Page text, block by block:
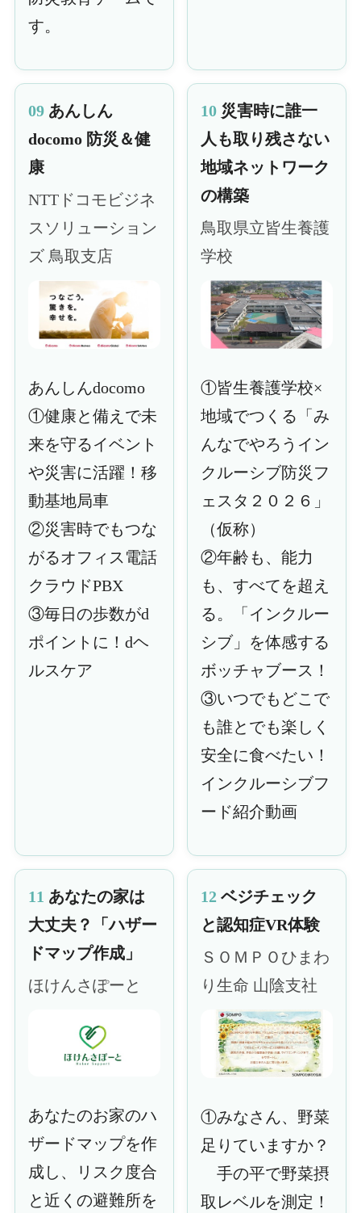
す。
09あんしん
docomo 防災＆健
康
NTTドコモビジネ
スソリューション
ズ 鳥取支店
あんしんdocomo
①健康と備えで未
来を守るイベント
や災害に活躍！移
動基地局車
②災害時でもつな
がるオフィス電話
クラウドPBX
③毎日の歩数がd
ポイントに！dヘ
ルスケア
10 災害時に誰一
人も取り残さない
地域ネットワーク
の構築
鳥取県立皆生養護
学校
①皆生養護学校×
地域でつくる「み
んなでやろうイン
クルーシブ防災フ
ェスタ２０２６」
（仮称）
②年齢も、能力
も、すべてを超え
る。「インクルー
シブ」を体感する
ボッチャブース！
③いつでもどこで
も誰とでも楽しく
安全に食べたい！
インクルーシブフ
ード紹介動画
11 あなたの家は
大丈夫？「ハザー
ドマップ作成」
ほけんさぽーと
あなたのお家のハ
ザードマップを作
成し、リスク度合
と近くの避難所を
12 ベジチェック
と認知症VR体験
ＳＯＭＰＯひまわ
り生命 山陰支社
①みなさん、野菜
足りていますか？
手の平で野菜摂
取レベルを測定！